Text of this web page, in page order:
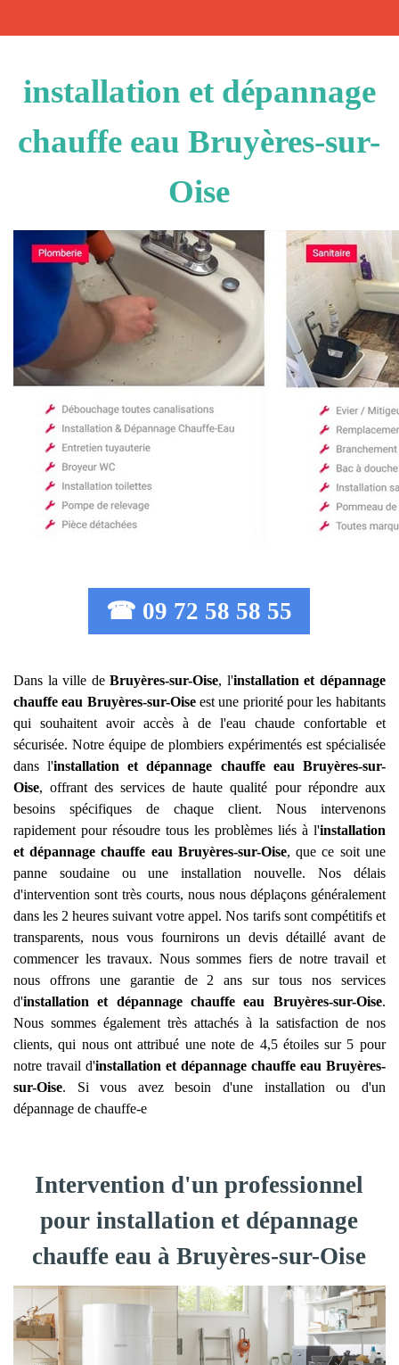
installation et dépannage
chauffe eau Bruyères-sur-
Oise
☎ 09 72 58 58 55
Dans la ville deBruyères-sur-Oise, l'installation et dépannage
chauffe eau Bruyères-sur-Oiseest une priorité pour les habitants
qui souhaitent avoir accès à de l'eau chaude confortable et
sécurisée. Notre équipe de plombiers expérimentés est spécialisée
dans l'installation et dépannage chauffe eau Bruyères-sur-
Oise, offrant des services de haute qualité pour répondre aux
besoins spécifiques de chaque client. Nous intervenons
rapidement pour résoudre tous les problèmes liés à l'installation
et dépannage chauffe eau Bruyères-sur-Oise, que ce soit une
panne soudaine ou une installation nouvelle. Nos délais
d'intervention sont très courts, nous nous déplaçons généralement
dans les 2 heures suivant votre appel. Nos tarifs sont compétitifs et
transparents, nous vous fournirons un devis détaillé avant de
commencer les travaux. Nous sommes fiers de notre travail et
nous offrons une garantie de 2 ans sur tous nos services
d'installation et dépannage chauffe eau Bruyères-sur-Oise.
Nous sommes également très attachés à la satisfaction de nos
clients, qui nous ont attribué une note de 4,5 étoiles sur 5 pour
notre travail d'installation et dépannage chauffe eau Bruyères-
sur-Oise. Si vous avez besoin d'une installation ou d'un
dépannage de chauffe-e
Intervention d'un professionnel
pour installation et dépannage
chauffe eau à Bruyères-sur-Oise